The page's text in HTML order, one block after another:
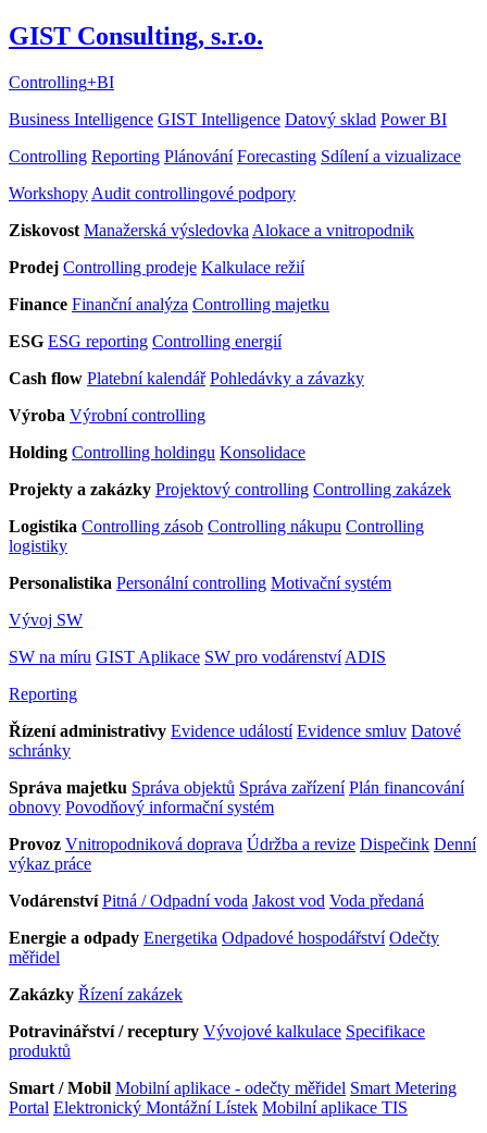
GIST Consulting, s.r.o.
Controlling+BI
Business Intelligence GIST Intelligence Datový sklad Power BI
Controlling Reporting Plánování Forecasting Sdílení a vizualizace
Workshopy Audit controllingové podpory
Ziskovost Manažerská výsledovka Alokace a vnitropodnik
Prodej Controlling prodeje Kalkulace režií
Finance Finanční analýza Controlling majetku
ESG ESG reporting Controlling energií
Cash flow Platební kalendář Pohledávky a závazky
Výroba Výrobní controlling
Holding Controlling holdingu Konsolidace
Projekty a zakázky Projektový controlling Controlling zakázek
Logistika Controlling zásob Controlling nákupu Controlling
logistiky
Personalistika Personální controlling Motivační systém
Vývoj SW
SW na míru GIST Aplikace SW pro vodárenství ADIS
Reporting
Řízení administrativy Evidence událostí Evidence smluv Datové
schránky
Správa majetku Správa objektů Správa zařízení Plán financování
obnovy Povodňový informační systém
Provoz Vnitropodniková doprava Údržba a revize Dispečink Denní
výkaz práce
Vodárenství Pitná / Odpadní voda Jakost vod Voda předaná
Energie a odpady Energetika Odpadové hospodářství Odečty
měřidel
Zakázky Řízení zakázek
Potravinářství / receptury Vývojové kalkulace Specifikace
produktů
Smart / Mobil Mobilní aplikace - odečty měřidel Smart Metering
Portal Elektronický Montážní Lístek Mobilní aplikace TIS